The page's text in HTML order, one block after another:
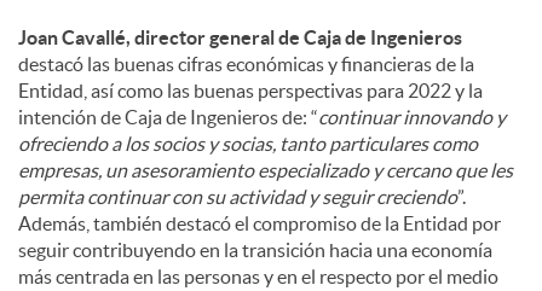
Joan Cavallé, director general de Caja de Ingenieros
destacó las buenas cifras económicas y financieras de la
Entidad, así como las buenas perspectivas para 2022 y la
intención de Caja de Ingenieros de: “continuar innovando y
ofreciendo a los socios y socias, tanto particulares como
empresas, un asesoramiento especializado y cercano que les
permita continuar con su actividad y seguir creciendo”.
Además, también destacó el compromiso de la Entidad por
seguir contribuyendo en la transición hacia una economía
más centrada en las personas y en el respecto por el medio